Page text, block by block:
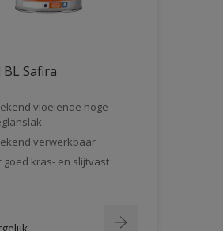
Safira
vloeiende hoge
verwerkbaar
goed kras- en slijtvast